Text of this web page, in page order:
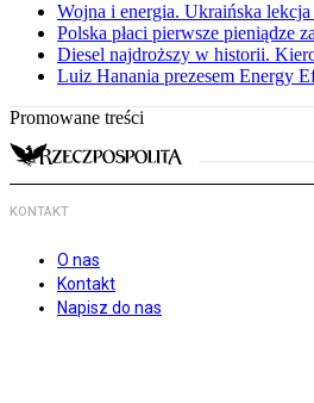
Wojna i energia. Ukraińska
Polska płaci pierwsze pieniądze
Diesel najdroższy w historii.
Luiz Hanania prezesem Energy
Promowane treści
KONTAKT
O nas
Kontakt
Napisz do nas